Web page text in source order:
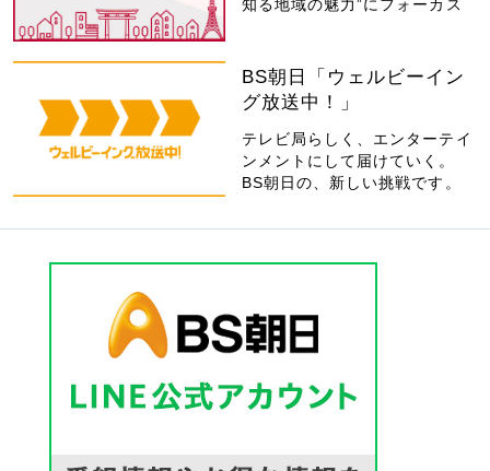
知る地域の魅力”にフォーカス
BS朝日「ウェルビーイン
グ放送中！」
テレビ局らしく、エンターテイ
ンメントにして届けていく。
BS朝日の、新しい挑戦です。